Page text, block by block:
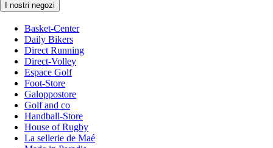
I nostri negozi
Basket-Center
Daily Bikers
Direct Running
Direct-Volley
Espace Golf
Foot-Store
Galoppostore
Golf and co
Handball-Store
House of Rugby
La sellerie de Maé